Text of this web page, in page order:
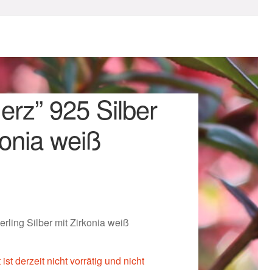
925 Silber
weiß
Silber mit Zirkonia weiß
derzeit nicht vorrätig und nicht